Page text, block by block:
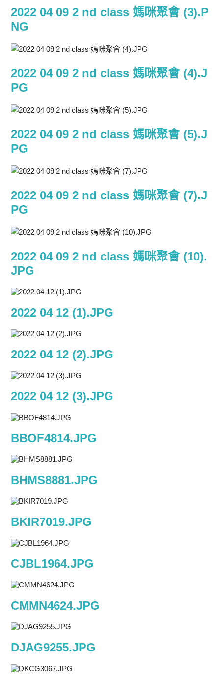
2022 04 09 2 nd class 媽咪聚會 (3).P
NG
2022 04 09 2 nd class 媽咪聚會 (4).J
PG
2022 04 09 2 nd class 媽咪聚會 (5).J
PG
2022 04 09 2 nd class 媽咪聚會 (7).J
PG
2022 04 09 2 nd class 媽咪聚會 (10).
JPG
2022 04 12 (1).JPG
2022 04 12 (2).JPG
2022 04 12 (3).JPG
BBOF4814.JPG
BHMS8881.JPG
BKIR7019.JPG
CJBL1964.JPG
CMMN4624.JPG
DJAG9255.JPG